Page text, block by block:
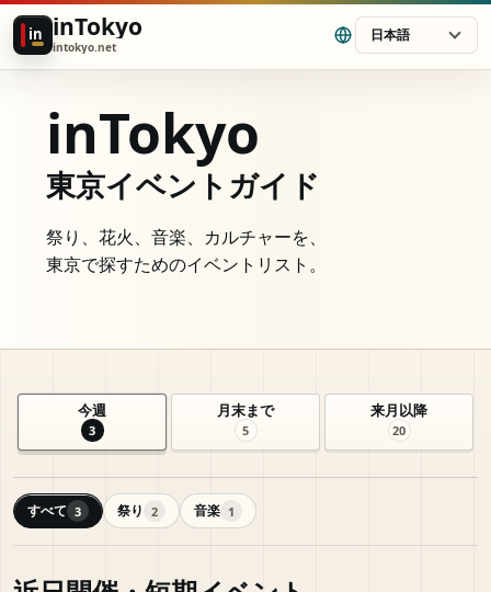
in inTokyo
intokyo.net
日本語
inTokyo
東京イベントガイド
祭り、花火、音楽、カルチャーを、
東京で探すためのイベントリスト。
今週
3
月末まで
5
来月以降
20
すべて 3 祭り 2 音楽 1